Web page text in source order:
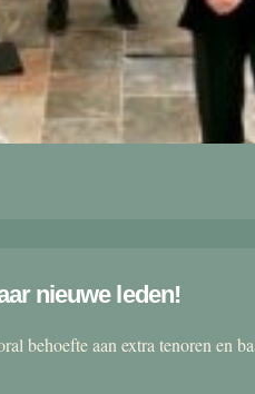
nieuwe leden!
behoefte aan extra tenoren en